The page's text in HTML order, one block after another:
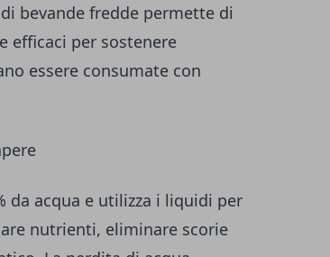
bevande fredde permette di
efficaci per sostenere
essere consumate con
da acqua e utilizza i liquidi per
nutrienti, eliminare scorie